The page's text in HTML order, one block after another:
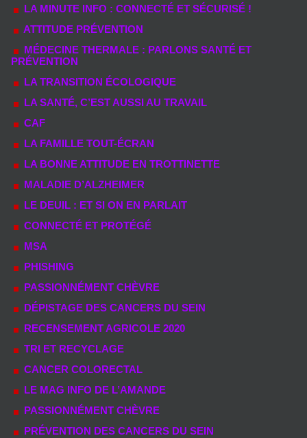
LA MINUTE INFO : CONNECTÉ ET SÉCURISÉ !
ATTITUDE PRÉVENTION
MÉDECINE THERMALE : PARLONS SANTÉ ET
PRÉVENTION
LA TRANSITION ÉCOLOGIQUE
LA SANTÉ, C’EST AUSSI AU TRAVAIL
CAF
LA FAMILLE TOUT-ÉCRAN
LA BONNE ATTITUDE EN TROTTINETTE
MALADIE D’ALZHEIMER
LE DEUIL : ET SI ON EN PARLAIT
CONNECTÉ ET PROTÉGÉ
MSA
PHISHING
PASSIONNÉMENT CHÈVRE
DÉPISTAGE DES CANCERS DU SEIN
RECENSEMENT AGRICOLE 2020
TRI ET RECYCLAGE
CANCER COLORECTAL
LE MAG INFO DE L’AMANDE
PASSIONNÉMENT CHÈVRE
PRÉVENTION DES CANCERS DU SEIN